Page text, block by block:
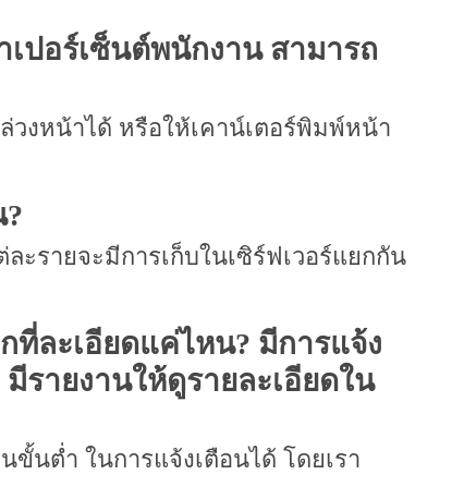
ปอร์เซ็นต์พนักงาน สามารถ
งหน้าได้ หรือให้เคาน์เตอร์พิมพ์หน้า
ะรายจะมีการเก็บในเซิร์ฟเวอร์แยกกัน
ละเอียดแค่ไหน? มีการแจ้ง
รายงานให้ดูรายละเอียดใน
นต่ำ ในการแจ้งเตือนได้ โดยเรา